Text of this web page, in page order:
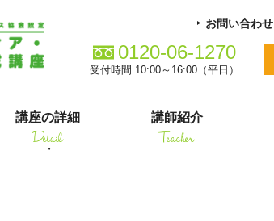
講座の詳細
Detail
講師紹介
Teacher
お問い合わせ
0120-06-1270
受付時間 10:00～16:00（平日）